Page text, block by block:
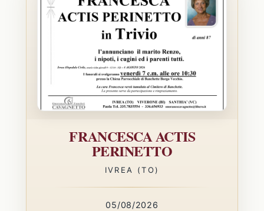
FRANCESCA ACTIS
PERINETTO
IVREA (TO)
05/08/2026